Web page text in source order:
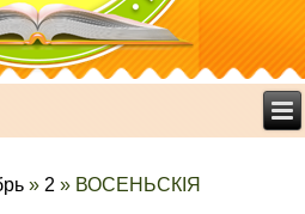
» 2 » ВОСЕНЬСКІЯ